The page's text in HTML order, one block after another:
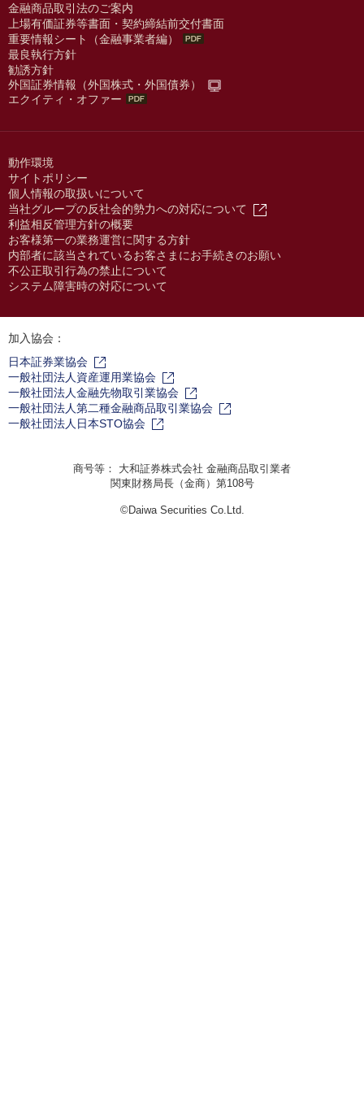
金融商品取引法のご案内
上場有価証券等書面・契約締結前交付書面
重要情報シート（金融事業者編）
最良執行方針
勧誘方針
外国証券情報（外国株式・外国債券）
エクイティ・オファー
動作環境
サイトポリシー
個人情報の取扱いについて
当社グループの反社会的勢力への対応について
利益相反管理方針の概要
お客様第一の業務運営に関する方針
内部者に該当されているお客さまにお手続きのお願い
不公正取引行為の禁止について
システム障害時の対応について
加入協会：
日本証券業協会
一般社団法人資産運用業協会
一般社団法人金融先物取引業協会
一般社団法人第二種金融商品取引業協会
一般社団法人日本STO協会
商号等： 大和証券株式会社 金融商品取引業者
関東財務局長（金商）第108号
©Daiwa Securities Co.Ltd.